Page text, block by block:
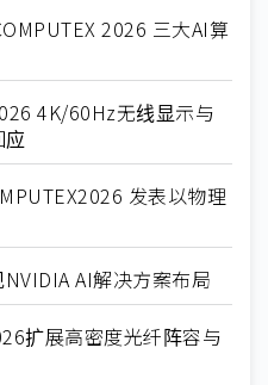
2026 三大AI算
4K/60Hz无线显示与
发表以物理
AI解决方案布局
扩展高密度光纤阵容与